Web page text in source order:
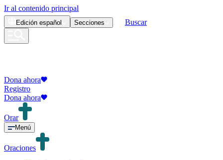
Ir al contenido principal
Edición español Secciones Buscar
Dona ahora
Registro
Dona ahora
Orar
Menú
Oraciones